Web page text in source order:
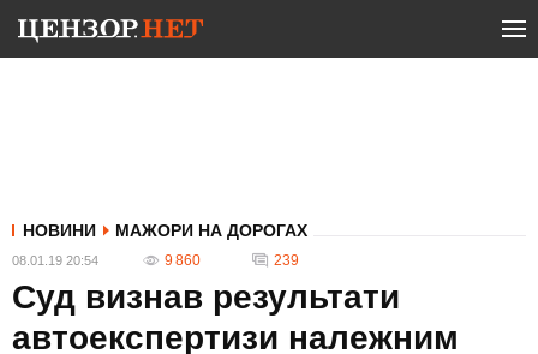
НОВИНИ МАЖОРИ НА ДОРОГАХ
08.01.19 20:54 9 860 239
Суд визнав результати
автоекспертизи належним